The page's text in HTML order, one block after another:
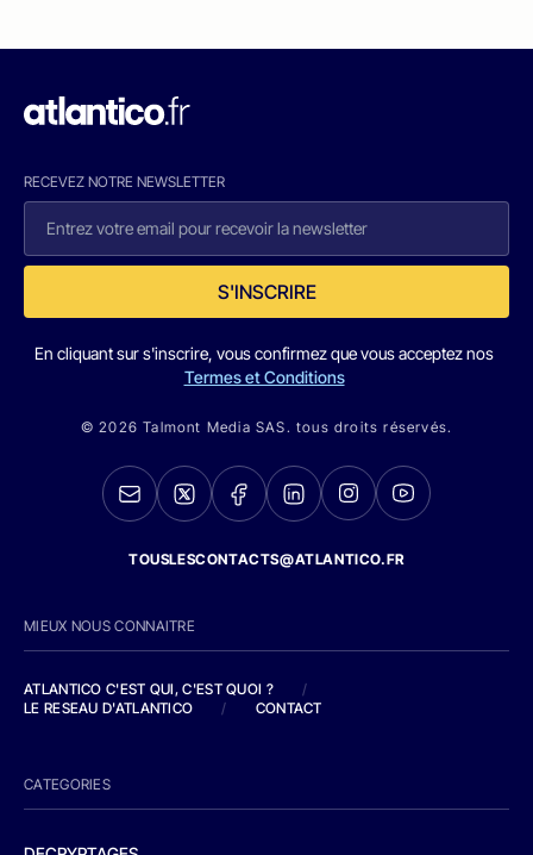
RECEVEZ NOTRE NEWSLETTER
S'INSCRIRE
En cliquant sur s'inscrire, vous confirmez que vous acceptez nos
Termes et Conditions
© 2026 Talmont Media SAS. tous droits réservés.
TOUSLESCONTACTS@ATLANTICO.FR
MIEUX NOUS CONNAITRE
ATLANTICO C'EST QUI, C'EST QUOI ?
/
LE RESEAU D'ATLANTICO
/ CONTACT
CATEGORIES